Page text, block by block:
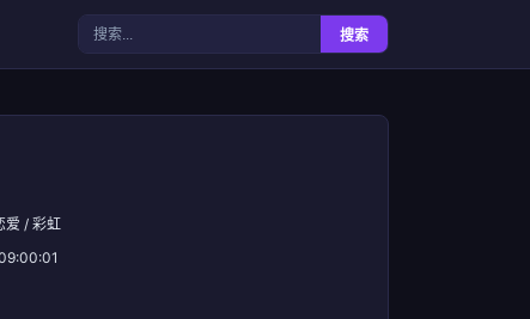
搜索
爱 / 彩虹